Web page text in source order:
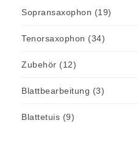
Sopransaxophon (19)
Tenorsaxophon (34)
Zubehör (12)
Blattbearbeitung (3)
Blattetuis (9)